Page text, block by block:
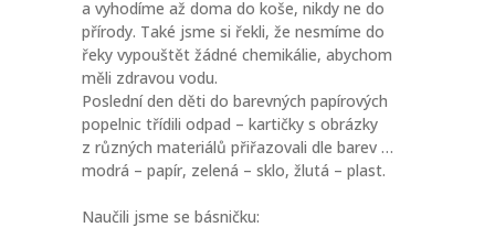
a vyhodíme až doma do koše, nikdy ne do
přírody. Také jsme si řekli, že nesmíme do
řeky vypouštět žádné chemikálie, abychom
měli zdravou vodu.
Poslední den děti do barevných papírových
popelnic třídili odpad – kartičky s obrázky
z různých materiálů přiřazovali dle barev …
modrá – papír, zelená – sklo, žlutá – plast.
Naučili jsme se básničku: